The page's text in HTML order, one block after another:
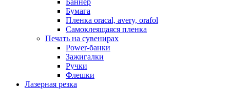
Баннер
Бумага
Пленка oracal, avery, orafol
Самоклеящаяся пленка
Печать на сувенирах
Power-банки
Зажигалки
Ручки
Флешки
Лазерная резка